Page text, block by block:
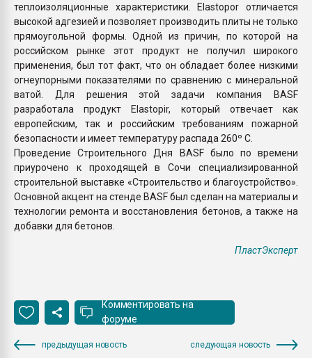
теплоизоляционные характеристики. Elastopor отличается
высокой адгезией и позволяет производить плиты не только
прямоугольной формы. Одной из причин, по которой на
российском рынке этот продукт не получил широкого
применения, был тот факт, что он обладает более низкими
огнеупорными показателями по сравнению с минеральной
ватой. Для решения этой задачи компания BASF
разработала продукт Elastopir, который отвечает как
европейским, так и российским требованиям пожарной
безопасности и имеет температуру распада 260º С.
Проведение Строительного Дня BASF было по времени
приурочено к проходящей в Сочи специализированной
строительной выставке «Строительство и благоустройство».
Основной акцент на стенде BASF был сделан на материалы и
технологии ремонта и восстановления бетонов, а также на
добавки для бетонов.
ПластЭксперт
Комментировать на
форуме
предыдущая новость следующая новость